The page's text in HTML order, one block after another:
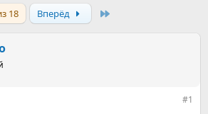
18
Вперёд
#1